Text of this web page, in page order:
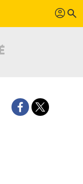
profil search